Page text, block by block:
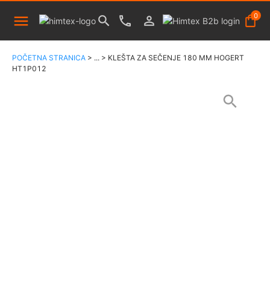
0
POČETNA STRANICA > ... > KLEŠTA ZA SEČENJE 180 MM HOGERT
HT1P012